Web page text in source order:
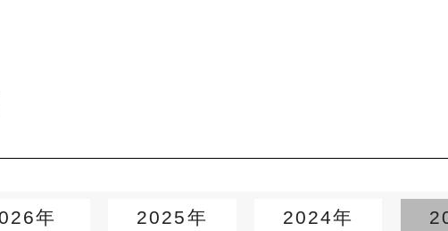
年 2025年 2024年